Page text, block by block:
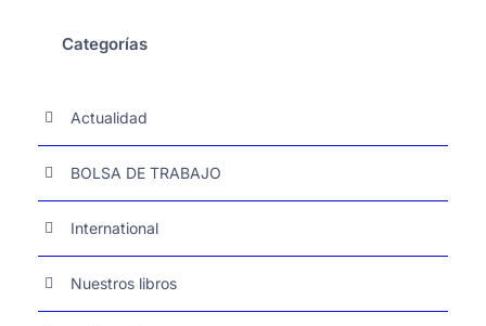
Categorías
Actualidad
BOLSA DE TRABAJO
International
Nuestros libros